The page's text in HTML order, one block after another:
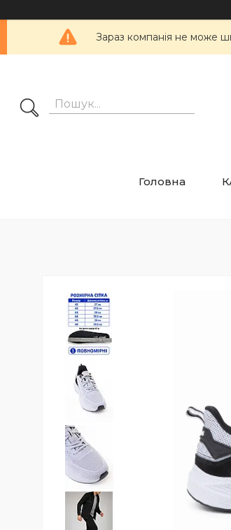
Зараз компанія не може
Головна